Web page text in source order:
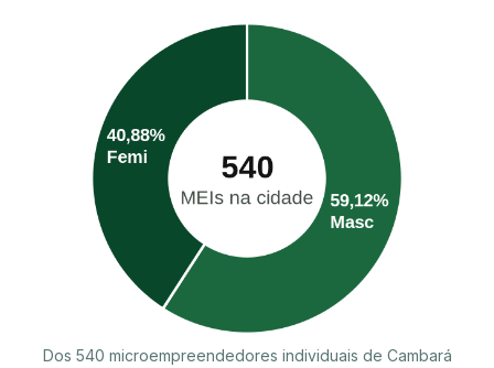
Dos 540 microempreendedores individuais de Cambará